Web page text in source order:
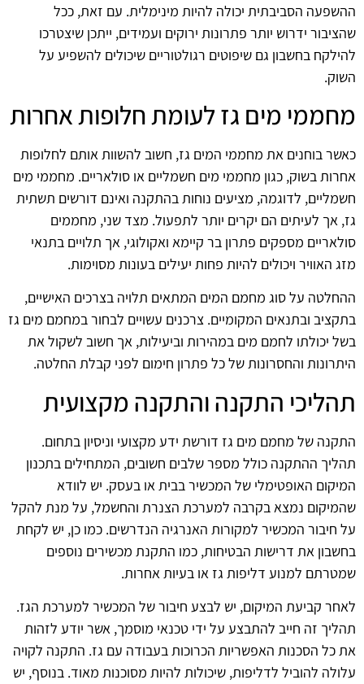
ההשפעה הסביבתית יכולה להיות מינימלית. עם זאת, ככל
שהציבור ידרוש יותר פתרונות ירוקים ועמידים, ייתכן שיצטרכו
להילקח בחשבון גם שיפוטים רגולטוריים שיכולים להשפיע על
השוק.
מחממי מים גז לעומת חלופות אחרות
כאשר בוחנים את מחממי המים גז, חשוב להשוות אותם לחלופות
אחרות בשוק, כגון מחממי מים חשמליים או סולאריים. מחממי מים
חשמליים, לדוגמה, מציעים נוחות בהתקנה ואינם דורשים תשתית
גז, אך לעיתים הם יקרים יותר לתפעול. מצד שני, מחממים
סולאריים מספקים פתרון בר קיימא ואקולוגי, אך תלויים בתנאי
מזג האוויר ויכולים להיות פחות יעילים בעונות מסוימות.
ההחלטה על סוג מחמם המים המתאים תלויה בצרכים האישיים,
בתקציב ובתנאים המקומיים. צרכנים עשויים לבחור במחמם מים גז
בשל יכולתו לחמם מים במהירות וביעילות, אך חשוב לשקול את
היתרונות והחסרונות של כל פתרון חימום לפני קבלת החלטה.
תהליכי התקנה והתקנה מקצועית
התקנה של מחמם מים גז דורשת ידע מקצועי וניסיון בתחום.
תהליך ההתקנה כולל מספר שלבים חשובים, המתחילים בתכנון
המיקום האופטימלי של המכשיר בבית או בעסק. יש לוודא
שהמיקום נמצא בקרבה למערכת הצנרת והחשמל, על מנת להקל
על חיבור המכשיר למקורות האנרגיה הנדרשים. כמו כן, יש לקחת
בחשבון את דרישות הבטיחות, כמו התקנת מכשירים נוספים
שמטרתם למנוע דליפות גז או בעיות אחרות.
לאחר קביעת המיקום, יש לבצע חיבור של המכשיר למערכת הגז.
תהליך זה חייב להתבצע על ידי טכנאי מוסמך, אשר יודע לזהות
את כל הסכנות האפשריות הכרוכות בעבודה עם גז. התקנה לקויה
עלולה להוביל לדליפות, שיכולות להיות מסוכנות מאוד. בנוסף, יש